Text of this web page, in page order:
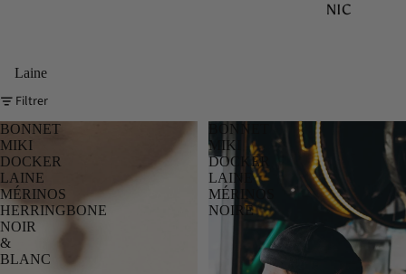
NIC
Laine
Filtrer
BONNET
MIKI
DOCKER
LAINE
MÉRINOS
HERRINGBONE
NOIR
&
BLANC
BONNET
MIKI
DOCKER
LAINE
MÉRINOS
NOIRE